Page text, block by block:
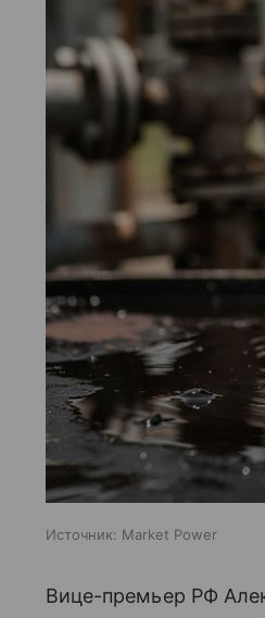
Источник: Market Power
Вице-премьер РФ